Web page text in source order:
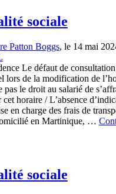
sociale
Patton Boggs, le 14 mai
Le défaut de
lors de la modification de
pas le droit au salarié de
cet horaire / L’absence
en charge des frais de
en Martinique, …
sociale